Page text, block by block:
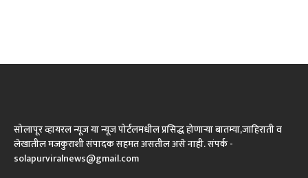
सोलापूर व्हायरल न्यूज या न्यूज पोर्टलमधील प्रसिद्ध होणाऱ्या बातम्या,जाहिराती व
लेखातील मजकुराशी संपादक सहमत असतील असे नाही. संपर्क -
solapurviralnews@gmail.com